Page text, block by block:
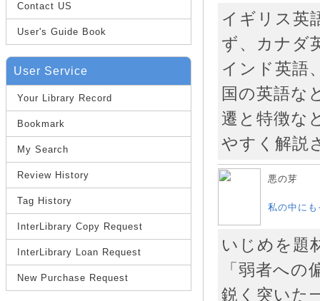
Contact US
User's Guide Book
User Service
Your Library Record
Bookmark
My Search
Review History
Tag History
InterLibrary Copy Request
InterLibrary Loan Request
New Purchase Request
イギリス英
ず、カナダ
インド英語
国の英語な
遷と特徴な
やすく解説
悪の芽
私の中に
いじめを題
「弱者への
鋭く突いた